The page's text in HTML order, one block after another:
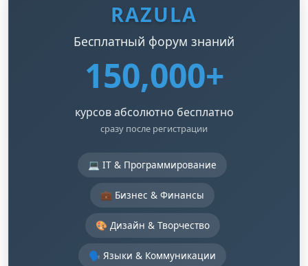
RAZULA
Бесплатный форум знаний
150,000+
курсов абсолютно бесплатно
сразу после регистрации
💻 IT & Программирование
💼 Бизнес & Финансы
🎨 Дизайн & Творчество
🗣️ Языки & Коммуникации